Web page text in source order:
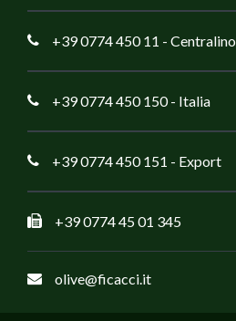
+39 0774 450 11 - Centralino
+39 0774 450 150- Italia
+39 0774 450 151 - Export
+39 0774 45 01 345
olive@ficacci.it